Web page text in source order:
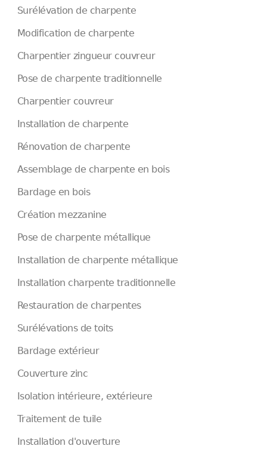
Surélévation de charpente
Modification de charpente
Charpentier zingueur couvreur
Pose de charpente traditionnelle
Charpentier couvreur
Installation de charpente
Rénovation de charpente
Assemblage de charpente en bois
Bardage en bois
Création mezzanine
Pose de charpente métallique
Installation de charpente métallique
Installation charpente traditionnelle
Restauration de charpentes
Surélévations de toits
Bardage extérieur
Couverture zinc
Isolation intérieure, extérieure
Traitement de tuile
Installation d'ouverture